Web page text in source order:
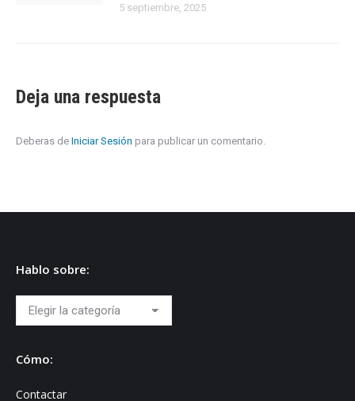
5 septiembre, 2025
Deja una respuesta
Deberas de Iniciar Sesión para publicar un comentario.
Hablo sobre:
Hablo
sobre:
Cómo:
Contactar